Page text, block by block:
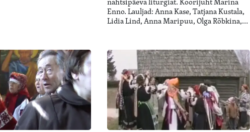
Enno. Lauljad: Anna Kase, Tatjana Kustala,
Lidia Lind, Anna Maripuu, Olga Rõbkina,…